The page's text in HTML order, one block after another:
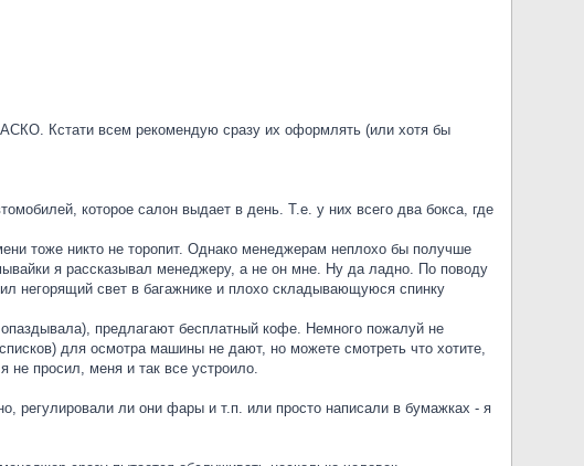
Кстати всем рекомендую сразу их оформлять (или хотя бы
которое салон выдает в день. Т.е. у них всего два бокса, где
тоже никто не торопит. Однако менеджерам неплохо бы получше
я рассказывал менеджеру, а не он мне. Ну да ладно. По поводу
негорящий свет в багажнике и плохо складывающуюся спинку
предлагают бесплатный кофе. Немного пожалуй не
для осмотра машины не дают, но можете смотреть что хотите,
не просил, меня и так все устроило.
регулировали ли они фары и т.п. или просто написали в бумажках - я